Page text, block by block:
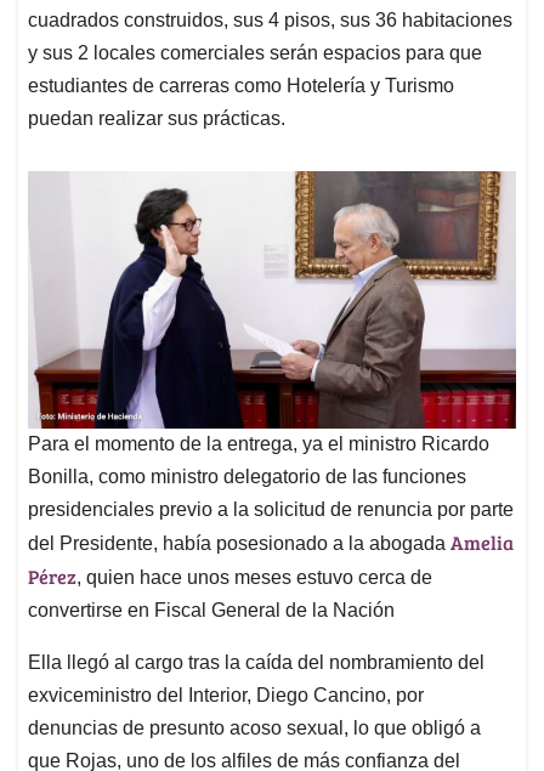
cuadrados construidos, sus 4 pisos, sus 36 habitaciones
y sus 2 locales comerciales serán espacios para que
estudiantes de carreras como Hotelería y Turismo
puedan realizar sus prácticas.
Para el momento de la entrega, ya el ministro Ricardo
Bonilla, como ministro delegatorio de las funciones
presidenciales previo a la solicitud de renuncia por parte
del Presidente, había posesionado a la abogada Amelia
Pérez, quien hace unos meses estuvo cerca de
convertirse en Fiscal General de la Nación
Ella llegó al cargo tras la caída del nombramiento del
exviceministro del Interior, Diego Cancino, por
denuncias de presunto acoso sexual, lo que obligó a
que Rojas, uno de los alfiles de más confianza del